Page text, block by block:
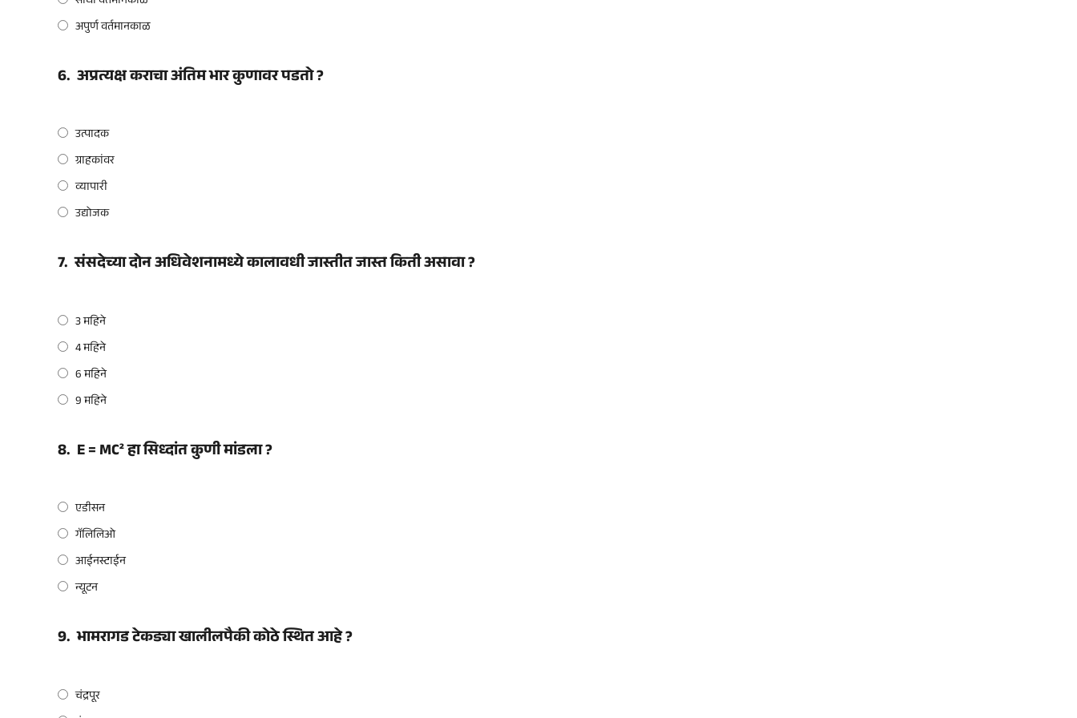
अपुर्ण वर्तमानकाळ
6. अप्रत्यक्ष कराचा अंतिम भार कुणावर पडतो ?
उत्पादक
ग्राहकांवर
व्यापारी
उद्योजक
7. संसदेच्या दोन अधिवेशनामध्ये कालावधी जास्तीत जास्त किती असावा ?
3 महिने
4 महिने
6 महिने
9 महिने
8. E = MC² हा सिध्दांत कुणी मांडला ?
एडीसन
गॅलिलिओ
आईनस्टाईन
न्यूटन
9. भामरागड टेकड्या खालीलपैकी कोठे स्थित आहे ?
चंद्रपूर